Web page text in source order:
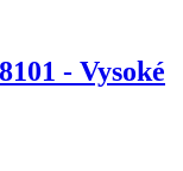
- Vysoké